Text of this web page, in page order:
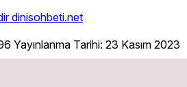
dinisohbeti.net
Yayınlanma Tarihi: 23 Kasım 2023